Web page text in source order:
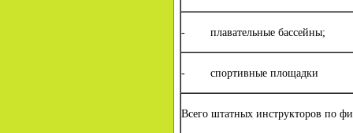
- плавательные бассейны;
- спортивные площадки
Всего штатных инструкторов по